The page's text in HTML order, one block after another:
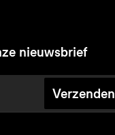
nieuwsbrief
Verzenden